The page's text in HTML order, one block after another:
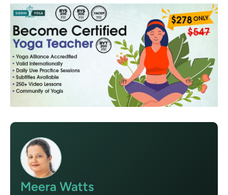
Meera Watts